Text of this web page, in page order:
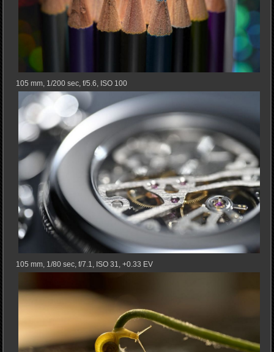
105 mm, 1/200 sec, f/5.6, ISO 100
105 mm, 1/80 sec, f/7.1, ISO 31, +0.33 EV